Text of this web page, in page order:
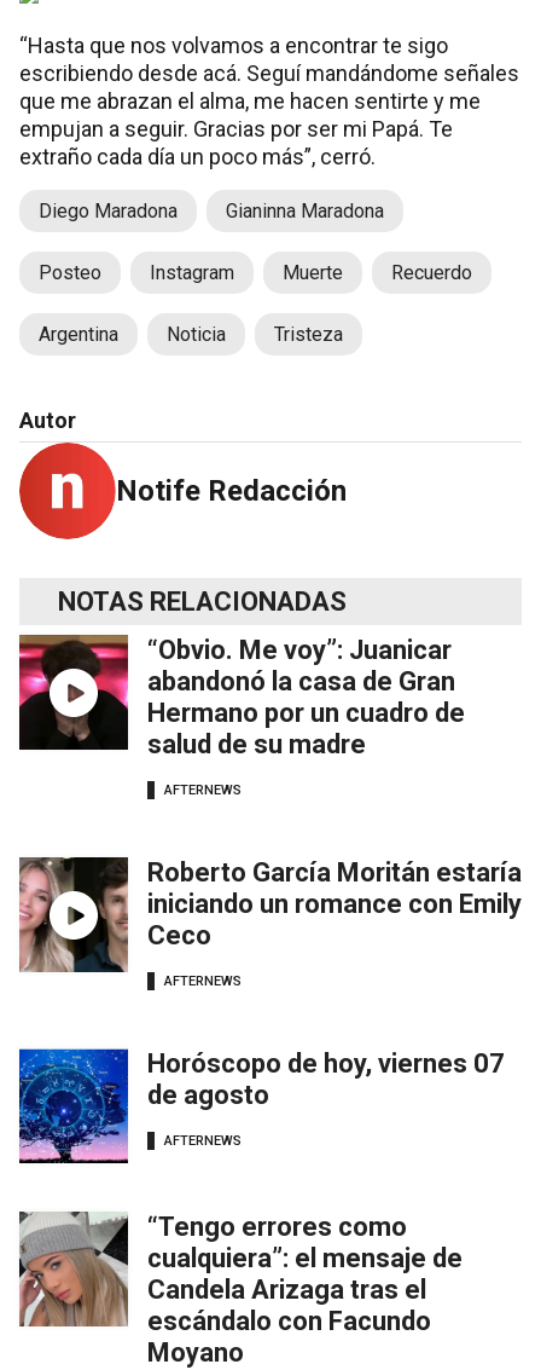
“Hasta que nos volvamos a encontrar te sigo
escribiendo desde acá. Seguí mandándome señales
que me abrazan el alma, me hacen sentirte y me
empujan a seguir. Gracias por ser mi Papá. Te
extraño cada día un poco más”, cerró.
Diego Maradona Gianinna Maradona
Posteo Instagram Muerte Recuerdo
Argentina Noticia Tristeza
Autor
Notife Redacción
NOTAS RELACIONADAS
“Obvio. Me voy”: Juanicar
abandonó la casa de Gran
Hermano por un cuadro de
salud de su madre
AFTERNEWS
Roberto García Moritán estaría
iniciando un romance con Emily
Ceco
AFTERNEWS
Horóscopo de hoy, viernes 07
de agosto
AFTERNEWS
“Tengo errores como
cualquiera”: el mensaje de
Candela Arizaga tras el
escándalo con Facundo
Moyano